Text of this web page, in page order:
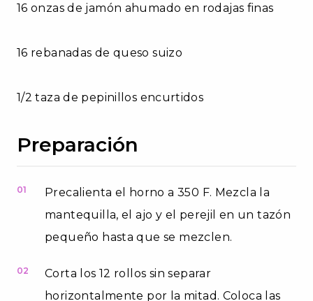
16 onzas de jamón ahumado en rodajas finas
16 rebanadas de queso suizo
1/2 taza de pepinillos encurtidos
Preparación
01
Precalienta el horno a 350 F. Mezcla la
mantequilla, el ajo y el perejil en un tazón
pequeño hasta que se mezclen.
02
Corta los 12 rollos sin separar
horizontalmente por la mitad. Coloca las